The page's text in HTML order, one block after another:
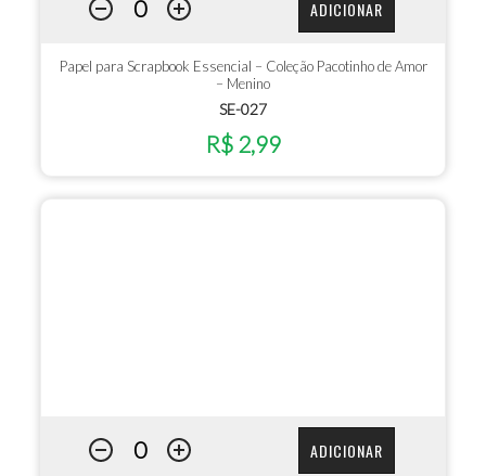
ADICIONAR
Papel para Scrapbook Essencial – Coleção Pacotinho de Amor
– Menino
SE-027
R$ 2,99
ADICIONAR